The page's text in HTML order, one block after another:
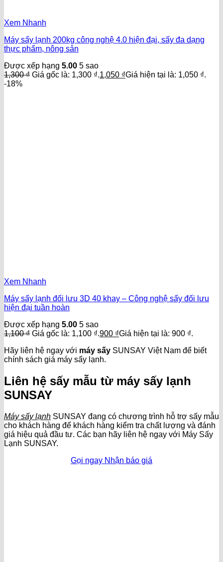
Xem Nhanh
Máy sấy lạnh 200kg công nghệ 4.0 hiện đại, sấy đa dạng
thực phẩm, nông sản
Được xếp hạng 5.00 5 sao
1,300₫ Giá gốc là: 1,300 ₫.1,050 ₫Giá hiện tại là: 1,050 ₫.
-18%
Xem Nhanh
Máy sấy lạnh đối lưu 3D 40 khay – Công nghệ sấy đối lưu
hiện đại tuần hoàn
Được xếp hạng 5.00 5 sao
1,100₫ Giá gốc là: 1,100 ₫.900 ₫Giá hiện tại là: 900 ₫.
Hãy liên hệ ngay với máy sấy SUNSAY Việt Nam để biết
chính sách giá máy sấy lạnh.
Liên hệ sấy mẫu từ máy sấy lạnh
SUNSAY
Máy sấy lạnh SUNSAY đang có chương trình hỗ trợ sấy mẫu
cho khách hàng để khách hàng kiểm tra chất lượng và đánh
giá hiệu quả đầu tư. Các bạn hãy liên hệ ngay với Máy Sấy
Lạnh SUNSAY.
Gọi ngay Nhận báo giá